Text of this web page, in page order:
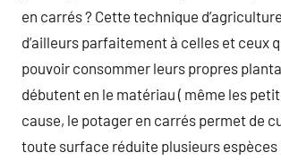
en carrés ? Cette technique
d’ailleurs parfaitement à celles et ceux
pouvoir consommer leurs propres
débutent en le matériau ( même les
cause, le potager en carrés permet de
toute surface réduite plusieurs espèces